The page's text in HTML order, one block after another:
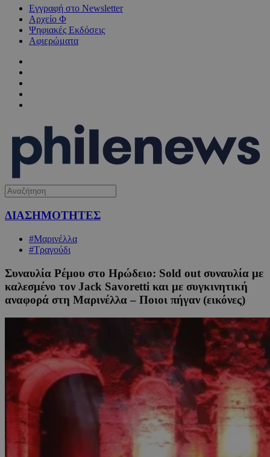
Εγγραφή στο Newsletter
Αρχείο Φ
Ψηφιακές Εκδόσεις
Αφιερώματα
ΔΙΑΣΗΜΟΤΗΤΕΣ
#Μαρινέλλα
#Τραγούδι
Συναυλία Ρέμου στο Ηρώδειο: Sold out συναυλία με
καλεσμένο τον Jack Savoretti και με συγκινητική
αναφορά στη Μαρινέλλα – Ποιοι πήγαν (εικόνες)